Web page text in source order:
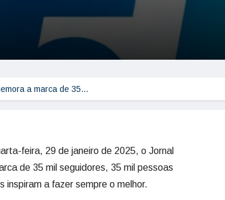
a marca de 35…
feira, 29 de janeiro de 2025, o Jornal
de 35 mil seguidores, 35 mil pessoas
inspiram a fazer sempre o melhor.